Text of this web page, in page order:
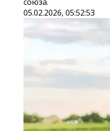
05.02.2026, 05:52:53